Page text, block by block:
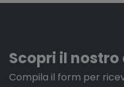
Scopri il
Compila il form per